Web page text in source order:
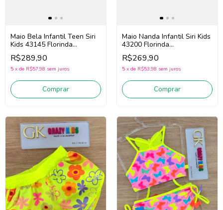
Maio Bela Infantil Teen Siri
Kids 43145 Florinda
(Amarelo/Rosa/Roxo)
R$289,90
5 x de R$57,98 sem juros
Comprar
Maio Nanda Infantil Siri Kids
43200 Florinda
(/Amarelo/Rosa/Roxo)
R$269,90
5 x de R$53,98 sem juros
Comprar